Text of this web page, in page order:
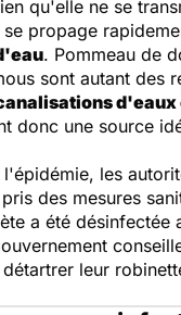
qu'elle ne se
propage
. Pommeau de
sont autant des
d'eaux
donc une source
l'épidémie, les
des mesures
a été désinfectée
leur